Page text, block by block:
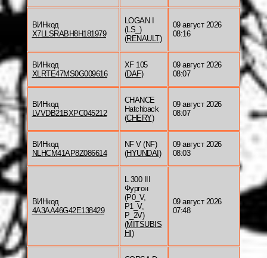
ВИНкод
X7LLSRABH8H181979
LOGAN I
(LS_)
(RENAULT)
09 август 2026
08:16
ВИНкод
XLRTE47MS0G009616
XF 105
(DAF)
09 август 2026
08:07
ВИНкод
LVVDB21BXPC045212
CHANCE
Hatchback
(CHERY)
09 август 2026
08:07
ВИНкод
NLHCM41AP8Z086614
NF V (NF)
(HYUNDAI )
09 август 2026
08:03
ВИНкод
4A3AA46G42E138429
L 300 III
Фургон
(P0_V,
P1_V,
P_2V)
(MITSUBIS
HI )
09 август 2026
07:48